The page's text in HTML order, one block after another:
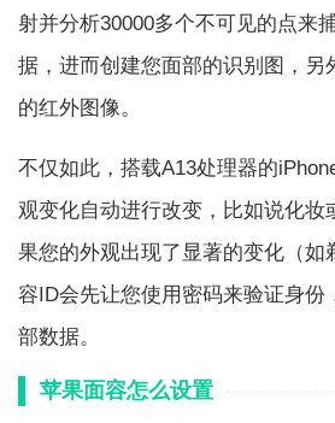
射并分析30000多个不可见的点来
据，进而创建您面部的识别图，另
的红外图像。
不仅如此，搭载A13处理器的
观变化自动进行改变，比如说化妆
果您的外观出现了显著的变化（如
容ID会先让您使用密码来验证身份
部数据。
苹果面容怎么设置